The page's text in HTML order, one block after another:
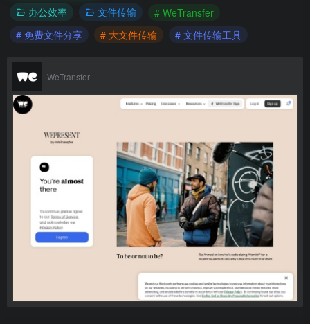
办公效率 文件传输
# WeTransfer
# 免费文件分享
# 大文件传输 # 文件传输工具
WeTransfer